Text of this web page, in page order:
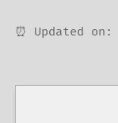
⏰ Updated on: